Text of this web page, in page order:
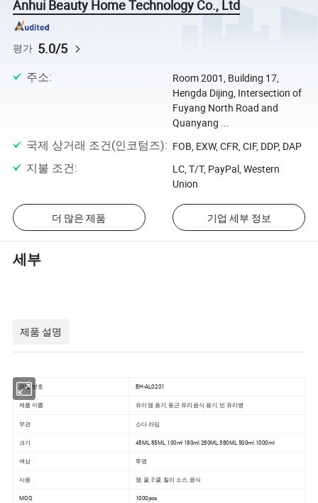
Anhui Beauty Home Technology Co., Ltd
평가 5.0/5
주소:
Room 2001, Building 17,
Hengda Dijing, Intersection of
Fuyang North Road and
Quanyang ...
국제 상거래 조건(인코텀즈): FOB, EXW, CFR, CIF, DDP, DAP
지불 조건:
LC, T/T, PayPal, Western
Union
더 많은 제품 기업 세부 정보
세부
제품 설명
모델 번호 BH-AL0201
제품 이름 유리 잼 용기, 둥근 유리 음식 용기, 빈 유리병
무관 소다 라임
크기 45ML 85ML 100ml 180ml 280ML 380ML 500ml 1000ml
색상 투명
사용 잼, 꿀, 𝔼클, 칠리 소스, 음식
MOQ 1000pcs